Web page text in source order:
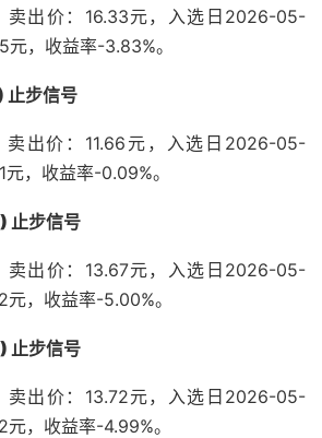
卖出价：16.33元，入选日2026-05-
，收益率-3.83%。
步信号
卖出价：11.66元，入选日2026-05-
，收益率-0.09%。
止步信号
卖出价：13.67元，入选日2026-05-
，收益率-5.00%。
止步信号
卖出价：13.72元，入选日2026-05-
，收益率-4.99%。